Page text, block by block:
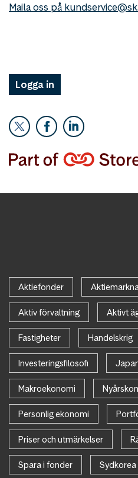
Maila oss på
Logga in
Aktiefonder
Aktiv förvaltning Aktivt
Fastigheter Handelskrig
Investeringsfilosofi
Makroekonomi
Personlig ekonomi
Priser och utmärkelser
Spara i fonder Sydkorea